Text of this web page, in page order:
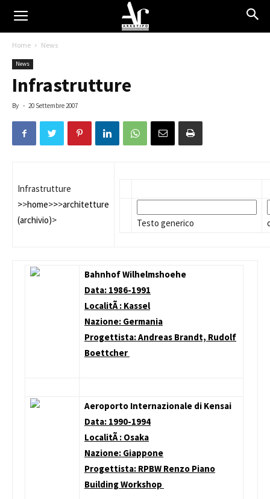
Home News
News
Infrastrutture
By - 20 Settembre 2007
Infrastrutture
>>home>>>architetture
(archivio)> Testo generico
Bahnhof Wilhelmshoehe
Data: 1986-1991
LocalitÃ : Kassel
Nazione: Germania
Progettista: Andreas Brandt, Rudolf
Boettcher
Aeroporto Internazionale di Kensai
Data: 1990-1994
LocalitÃ : Osaka
Nazione: Giappone
Progettista: RPBW Renzo Piano
Building Workshop